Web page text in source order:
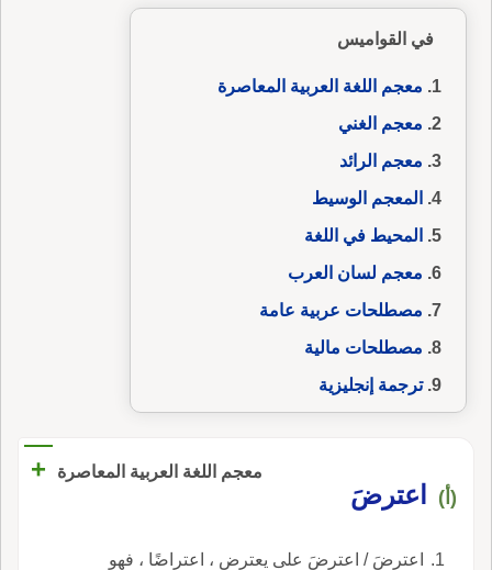
في القواميس
معجم اللغة العربية المعاصرة
معجم الغني
معجم الرائد
المعجم الوسيط
المحيط في اللغة
معجم لسان العرب
مصطلحات عربية عامة
مصطلحات مالية
ترجمة إنجليزية
معجم اللغة العربية المعاصرة +
(أ) اعترضَ
اعترضَ / اعترضَ على يعترض ، اعتراضًا ، فهو